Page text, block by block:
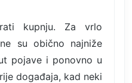
kupnju. Za vrlo
su obično najniže
pojave i ponovno u
događaja, kad neki